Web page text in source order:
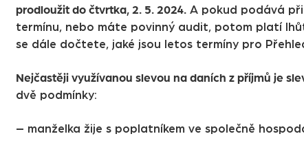
prodloužit do čtvrtka, 2. 5. 2024. A pokud podává
termínu, nebo máte povinný audit, potom platí
se dále dočtete, jaké jsou letos termíny pro
Nejčastěji využívanou slevou na daních z příjmů je
dvě podmínky:
– manželka žije s poplatníkem ve společně